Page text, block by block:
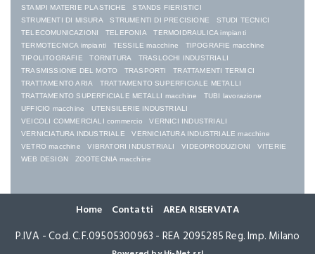
STAMPI MATERIE PLASTICHE
STANDS FIERISTICI
STRUMENTI DI MISURA
STRUMENTI DI PRECISIONE
STUDI TECNICI
TELECOMUNICAZIONI
TELEFONIA
TERMOIDRAULICA impianti
TERMOTECNICA impianti
TESSILE macchine
TIPOGRAFIE macchine
TIPOLITOGRAFIE
TORNITURA
TRASLOCHI INDUSTRIALI
TRASMISSIONE DEL MOTO
TRASPORTI
TRATTAMENTI TERMICI
TRATTAMENTO ARIA
TRATTAMENTO SUPERFICIALE METALLI
TRATTAMENTO SUPERFICIALE METALLI macchine
TUBI lavorazione
UFFICIO macchine
UTENSILERIE INDUSTRIALI
VEICOLI COMMERCIALI commercio
VERNICI INDUSTRIALI
VERNICIATURA INDUSTRIALE
VERNICIATURA INDUSTRIALE macchine
VETRO macchine
VIBRATORI INDUSTRIALI VIDEOPRODUZIONI
VITERIE
WEB DESIGN
ZOOTECNIA macchine
P.IVA - Cod. C.F.09505300963 - REA 2095285 Reg. Imp. Milano
Home Contatti AREA RISERVATA